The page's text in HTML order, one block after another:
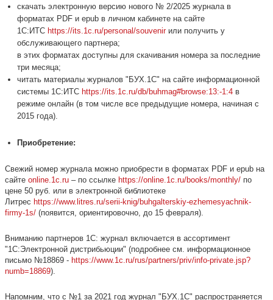
скачать электронную версию нового № 2/2025 журнала в
форматах PDF и epub в личном кабинете на сайте
1С:ИТС https://its.1c.ru/personal/souvenirили получить у
обслуживающего партнера;
в этих форматах доступны для скачивания номера за последние
три месяца;
­читать материалы журналов "БУХ.1С" на сайте информационной
системы 1С:ИТС https://its.1c.ru/db/buhmag#browse:13:-1:4 в
режиме онлайн (в том числе все предыдущие номера, начиная с
2015 года).
Приобретение:
Свежий номер журнала можно приобрести в форматах PDF и epub на
сайте online.1c.ru – по ссылке https://online.1c.ru/books/monthly/ по
цене 50 руб. или в электронной библиотеке
Литрес https://www.litres.ru/serii-knig/buhgalterskiy-ezhemesyachnik-
firmy-1s/ (появится, ориентировочно, до 15 февраля).
Вниманию партнеров 1С: журнал включается в ассортимент
"1С:Электронной дистрибьюции" (подробнее см. информационное
письмо №18869 - https://www.1c.ru/rus/partners/priv/info-private.jsp?
numb=18869).
Напомним, что с №1 за 2021 год журнал "БУХ.1С" распространяется